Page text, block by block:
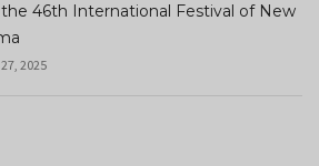
46th International Festival of New
2025